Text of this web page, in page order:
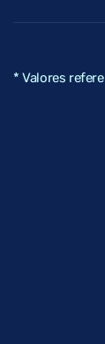
* Valores